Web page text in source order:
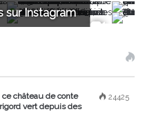
sur Instagram
24425
ce château de conte
vert depuis des